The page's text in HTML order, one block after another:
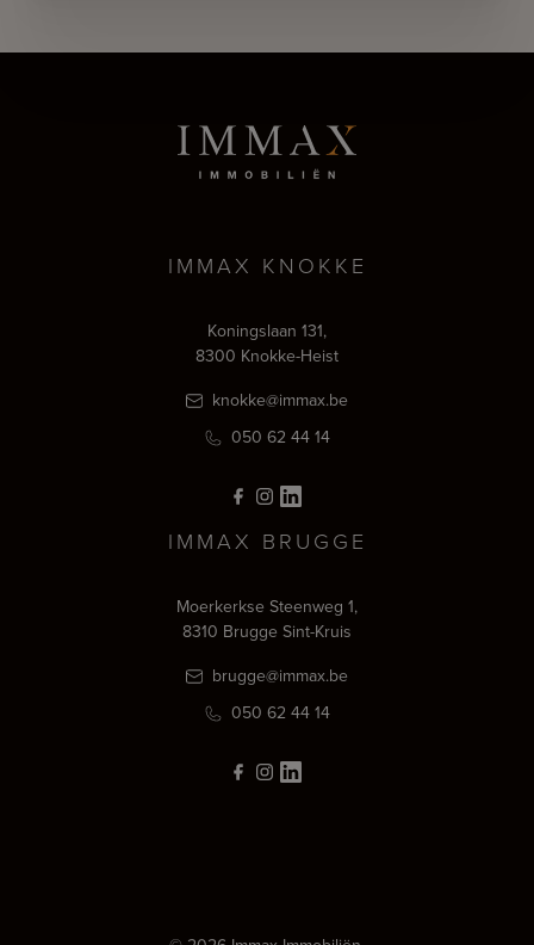
IMMAX KNOKKE
Koningslaan 131,
8300 Knokke-Heist
knokke@immax.be
050 62 44 14
IMMAX BRUGGE
Moerkerkse Steenweg 1,
8310 Brugge Sint-Kruis
brugge@immax.be
050 62 44 14